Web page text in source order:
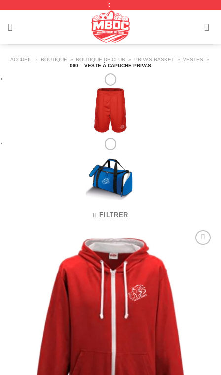
contenu
ACCUEIL » BOUTIQUE » BOUTIQUE DE CLUB » PRIVAS BASKET » VESTES
»
090 – VESTE À CAPUCHE PRIVAS
FILTRER